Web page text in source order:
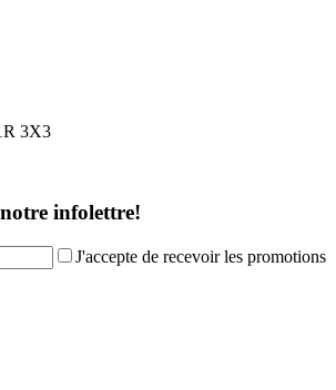
3X3
infolettre!
J'accepte de recevoir les promotions